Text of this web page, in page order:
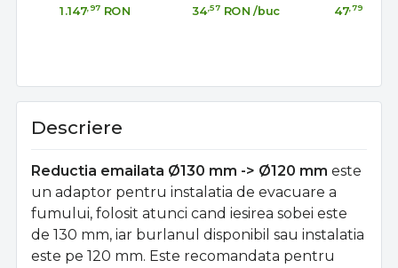
1.147,97 RON 34,57 RON /buc 47,79
Descriere
Reductia emailata Ø130 mm -> Ø120 mm este
un adaptor pentru instalatia de evacuare a
fumului, folosit atunci cand iesirea sobei este
de 130 mm, iar burlanul disponibil sau instalatia
este pe 120 mm. Este recomandata pentru